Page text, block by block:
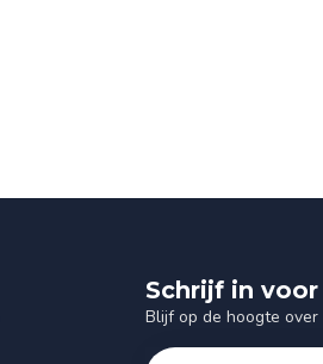
Schrijf in
Blijf op de hoogte